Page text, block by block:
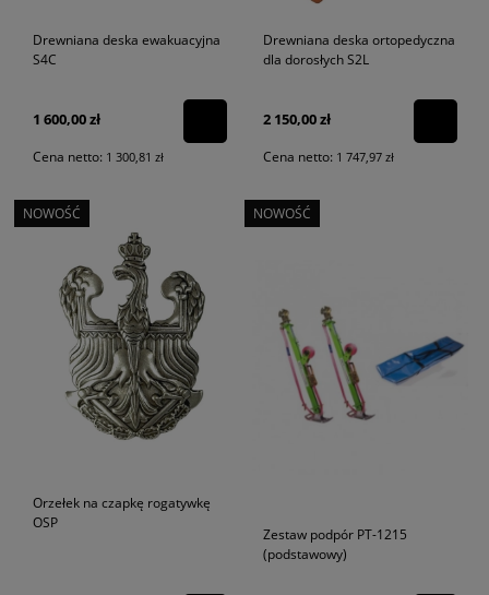
Drewniana deska ewakuacyjna
S4C
1 600,00 zł
Cena netto: 1 300,81 zł
Drewniana deska ortopedyczna
dla dorosłych S2L
2 150,00 zł
Cena netto: 1 747,97 zł
Orzełek na czapkę rogatywkę
OSP
NOWOŚĆ
Zestaw podpór PT-1215
(podstawowy)
NOWOŚĆ